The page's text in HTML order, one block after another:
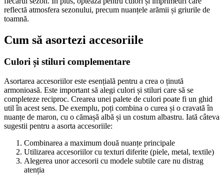
reflectă atmosfera sezonului, precum nuanțele arămii și griurile de
toamnă.
Cum să asortezi accesoriile
Culori și stiluri complementare
Asortarea accesoriilor este esențială pentru a crea o ținută
armonioasă. Este important să alegi culori și stiluri care să se
completeze reciproc. Crearea unei palete de culori poate fi un ghid
util în acest sens. De exemplu, poți combina o curea și o cravată în
nuanțe de maron, cu o cămașă albă și un costum albastru. Iată câteva
sugestii pentru a asorta accesoriile:
Combinarea a maximum două nuanțe principale
Utilizarea accesoriilor cu texturi diferite (piele, metal, textile)
Alegerea unor accesorii cu modele subtile care nu distrag
atenția